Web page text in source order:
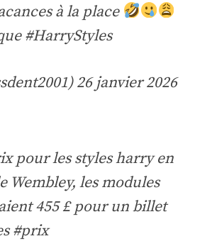
à la place
#HarryStyles
26 janvier 2026
pour les styles harry en
Wembley, les modules
455 £ pour un billet
#prix